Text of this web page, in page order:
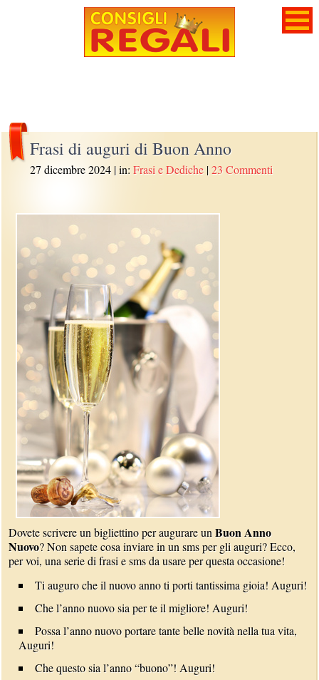
Frasi di auguri di Buon Anno
27 dicembre 2024 | in:Frasi e Dediche |23 Commenti
Dovete scrivere un bigliettino per augurare unBuon Anno
Nuovo? Non sapete cosa inviare in un sms per gli auguri? Ecco,
per voi, una serie di frasi e sms da usare per questa occasione!
Ti auguro che il nuovo anno ti porti tantissima gioia! Auguri!
Che l’anno nuovo sia per te il migliore! Auguri!
Possa l’anno nuovo portare tante belle novità nella tua vita,
Auguri!
Che questo sia l’anno “buono”! Auguri!